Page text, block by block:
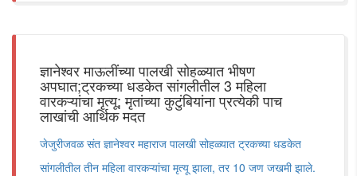
ज्ञानेश्वर माऊलींच्या पालखी सोहळ्यात भीषण
अपघात;ट्रकच्या धडकेत सांगलीतील 3 महिला
वारकऱ्यांचा मृत्यू; मृतांच्या कुटुंबियांना प्रत्येकी पाच
लाखांची आर्थिक मदत
जेजुरीजवळ संत ज्ञानेश्वर महाराज पालखी सोहळ्यात ट्रकच्या धडकेत
सांगलीतील तीन महिला वारकऱ्यांचा मृत्यू झाला, तर 10 जण जखमी झाले.